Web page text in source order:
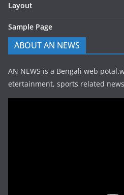
Layout
Sample Page
ABOUT AN NEWS
AN NEWS is a Bengali web
etertainment, sports related